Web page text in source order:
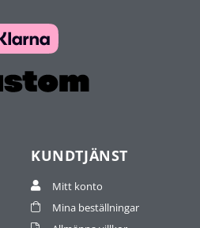
KUNDTJÄNST
Mitt konto
Mina beställningar